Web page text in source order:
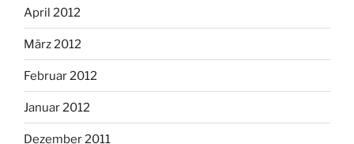
April 2012
März 2012
Februar 2012
Januar 2012
Dezember 2011